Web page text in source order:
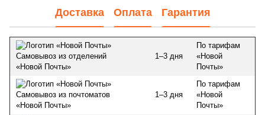
Доставка Оплата Гарантия
Самовывоз из отделений
«Новой Почты»
1–3 дня
По тарифам
«Новой
Почты»
Самовывоз из почтоматов
«Новой Почты»
1–3 дня
По тарифам
«Новой
Почты»